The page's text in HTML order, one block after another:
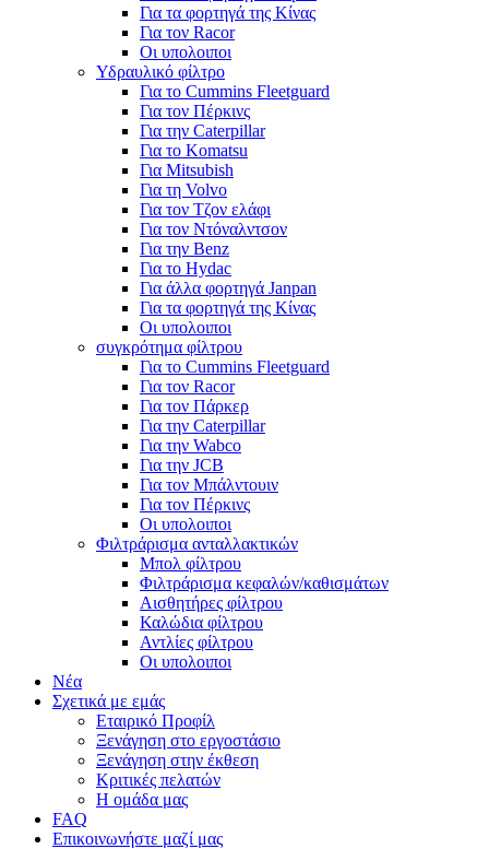
Για τα φορτηγά της Κίνας
Για τον Racor
Οι υπολοιποι
Υδραυλικό φίλτρο
Για το Cummins Fleetguard
Για τον Πέρκινς
Για την Caterpillar
Για το Komatsu
Για Mitsubish
Για τη Volvo
Για τον Τζον ελάφι
Για τον Ντόναλντσον
Για την Benz
Για το Hydac
Για άλλα φορτηγά Janpan
Για τα φορτηγά της Κίνας
Οι υπολοιποι
συγκρότημα φίλτρου
Για το Cummins Fleetguard
Για τον Racor
Για τον Πάρκερ
Για την Caterpillar
Για την Wabco
Για την JCB
Για τον Μπάλντουιν
Για τον Πέρκινς
Οι υπολοιποι
Φιλτράρισμα ανταλλακτικών
Μπολ φίλτρου
Φιλτράρισμα κεφαλών/καθισμάτων
Αισθητήρες φίλτρου
Καλώδια φίλτρου
Αντλίες φίλτρου
Οι υπολοιποι
Νέα
Σχετικά με εμάς
Εταιρικό Προφίλ
Ξενάγηση στο εργοστάσιο
Ξενάγηση στην έκθεση
Κριτικές πελατών
Η ομάδα μας
FAQ
Επικοινωνήστε μαζί μας